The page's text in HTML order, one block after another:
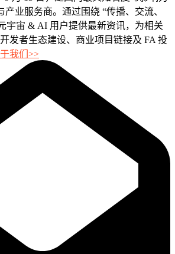
业服务商。通过围绕 “传播、交流、
宇宙 & AI 用户提供最新资讯，为相关
发者生态建设、商业项目链接及 FA 投
我们>>